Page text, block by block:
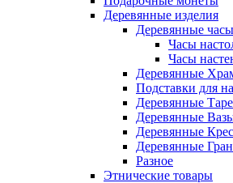
Деревянные изделия
Деревянные часы
Часы
Часы
Деревянные
Подставки для
Деревянные
Деревянные
Деревянные
Деревянные
Разное
Этнические товары